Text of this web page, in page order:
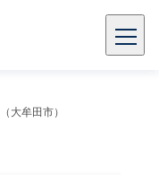
大牟田市）